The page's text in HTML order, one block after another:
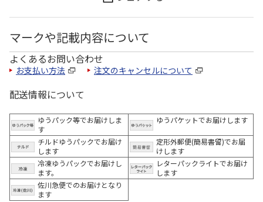
マークや記載内容について
よくあるお問い合わせ
お支払い方法 注文のキャンセルについて
配送情報について
ゆうパック等でお届けしま
す
ゆうパケットでお届けします
チルドゆうパックでお届け
します
定形外郵便(簡易書留)でお届
けします
冷凍ゆうパックでお届けし
ます。
レターパックライトでお届け
します
佐川急便でのお届けとなり
ます